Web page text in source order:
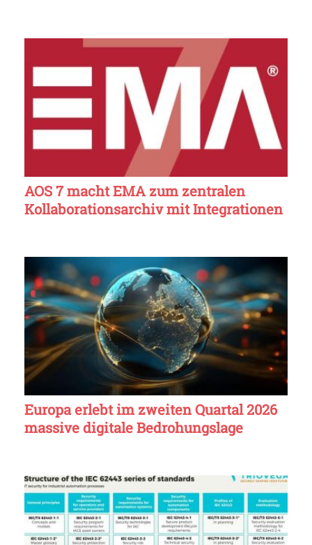
AOS 7 macht EMA zum zentralen
Kollaborationsarchiv mit Integrationen
Europa erlebt im zweiten Quartal 2026
massive digitale Bedrohungslage